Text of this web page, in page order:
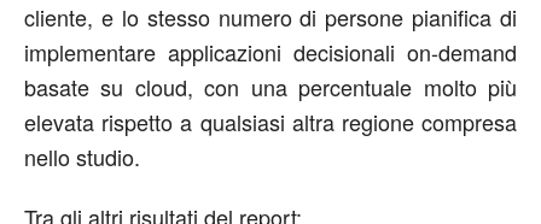
cliente, e lo stesso numero di persone pianifica di
implementare applicazioni decisionali on-demand
basate su cloud, con una percentuale molto più
elevata rispetto a qualsiasi altra regione compresa
nello studio.
Tra gli altri risultati del report: